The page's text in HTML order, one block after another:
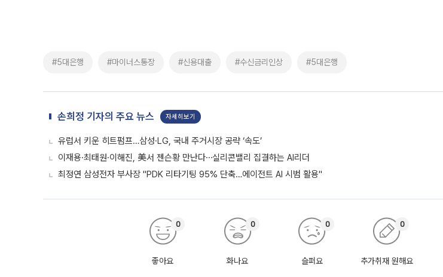
#5대은행 #마이너스통장 #신용대출 #수신금리인상 #5대은행
손희정 기자의 주요 뉴스 자세히보기
유럽서 키운 히트펌프…삼성·LG, 국내 주거시장 공략 ‘속도’
이재용·최태원·이해진, 美서 젠슨황 만난다⋯실리콘밸리 집결하는 AI리더
최정연 삼성전자 부사장 "PDK 리타기팅 95% 단축…에이전트 AI 시범 활용"
좋아요
0
화나요
0
슬퍼요
0
추가취재 원해요
0